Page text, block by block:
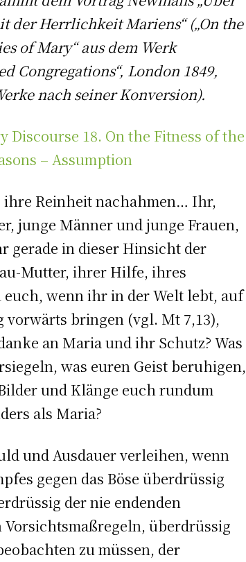
der Herrlichkeit Mariens“ („On the
of Mary“ aus dem Werk
Congregations“, London 1849,
nach seiner Konversion).
Discourse 18. On the Fitness of the
– Assumption
ihre Reinheit nachahmen… Ihr,
junge Männer und junge Frauen,
gerade in dieser Hinsicht der
Mutter, ihrer Hilfe, ihres
euch, wenn ihr in der Welt lebt, auf
vorwärts bringen (vgl. Mt 7,13),
an Maria und ihr Schutz? Was
was euren Geist beruhigen,
und Klänge euch rundum
als Maria?
und Ausdauer verleihen, wenn
gegen das Böse überdrüssig
der nie endenden
überdrüssig
zu müssen, der